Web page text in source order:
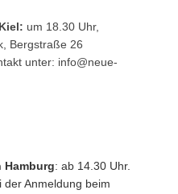
um 18.30 Uhr,
Bergstraße 26
unter: info@neue-
Hamburg: ab 14.30 Uhr.
Anmeldung beim